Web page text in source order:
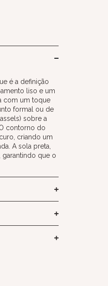
é a definição
liso e um
com um toque
formal ou de
sobre a
contorno do
criando um
A sola preta,
garantindo que o